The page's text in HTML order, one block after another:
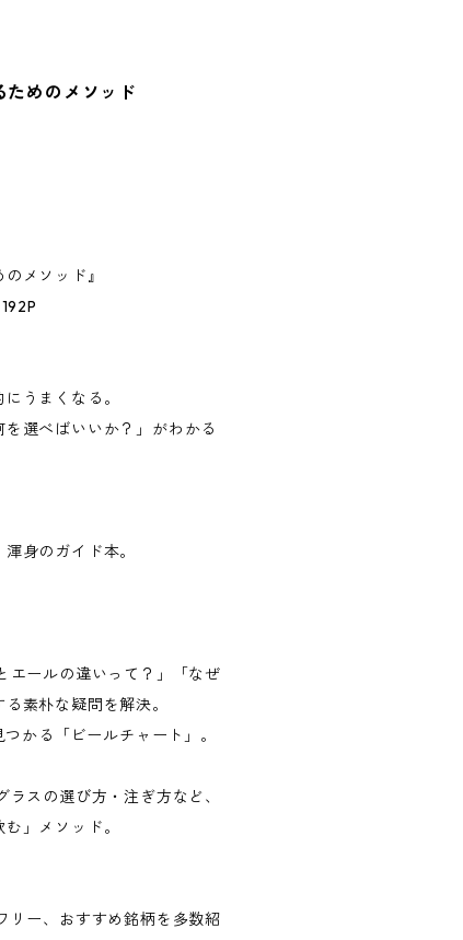
めのメソッド
メソッド』
うまくなる。
選べばいいか？」がわかる
身のガイド本。
ールの違いって？」「なぜ
素朴な疑問を解決。
かる「ビールチャート」。
スの選び方・注ぎ方など、
」メソッド。
ー、おすすめ銘柄を多数紹